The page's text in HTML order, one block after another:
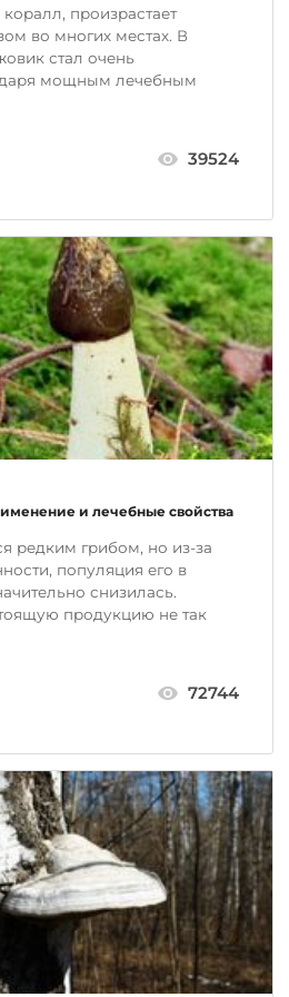
произрастает
во многих местах. В
стал очень
мощным лечебным
39524
и лечебные свойства
редким грибом, но из-за
популяция его в
снизилась.
продукцию не так
72744